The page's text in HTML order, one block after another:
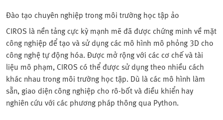
Đào tạo chuyên nghiệp trong môi trường học tập ảo
CIROS là nền tảng cực kỳ mạnh mẽ đã được chứng minh về mặt
công nghiệp để tạo và sử dụng các mô hình mô phỏng 3D cho
công nghệ tự động hóa. Được mở rộng với các cơ chế và tài
liệu mô phạm, CIROS có thể được sử dụng theo nhiều cách
khác nhau trong môi trường học tập. Dù là các mô hình làm
sẵn, giao diện công nghiệp cho rô-bốt và điều khiển hay
nghiên cứu với các phương pháp thông qua Python.